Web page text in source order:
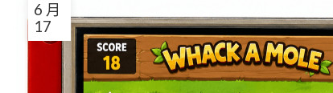
17
6 月